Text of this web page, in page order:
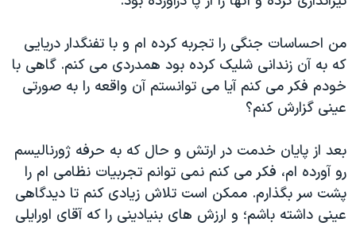
من احساسات جنگی را تجربه کرده ام و با تفنگدار دریایی
که به آن زندانی شلیک کرده بود همدردی می کنم. گاهی با
خودم فکر می کنم آیا می توانستم آن واقعه را به صورتی
عینی گزارش کنم؟
بعد از پایان خدمت در ارتش و حال که به حرفه ژورنالیسم
رو آورده ام، فکر می کنم نمی توانم تجربیات نظامی ام را
پشت سر بگذارم. ممکن است تلاش زیادی کنم تا دیدگاهی
عینی داشته باشم؛ و ارزش های بنیادینی را که آقای اورایلی